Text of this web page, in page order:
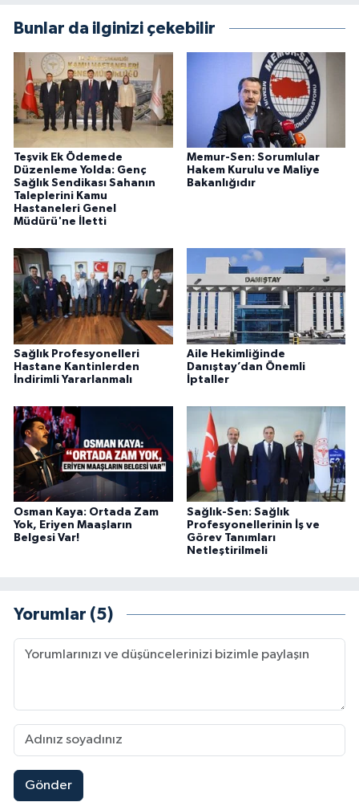
Bunlar da ilginizi çekebilir
Teşvik Ek Ödemede
Düzenleme Yolda: Genç
Sağlık Sendikası Sahanın
Taleplerini Kamu
Hastaneleri Genel
Müdürü'ne İletti
Memur-Sen: Sorumlular
Hakem Kurulu ve Maliye
Bakanlığıdır
Sağlık Profesyonelleri
Hastane Kantinlerden
İndirimli Yararlanmalı
Aile Hekimliğinde
Danıştay’dan Önemli
İptaller
Osman Kaya: Ortada Zam
Yok, Eriyen Maaşların
Belgesi Var!
Sağlık-Sen: Sağlık
Profesyonellerinin İş ve
Görev Tanımları
Netleştirilmeli
Yorumlar (5)
Gönder